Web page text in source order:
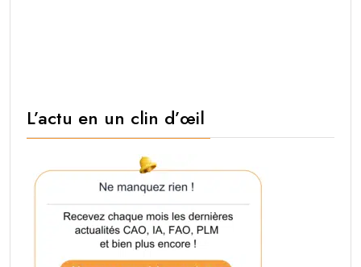
L’actu en un clin d’œil